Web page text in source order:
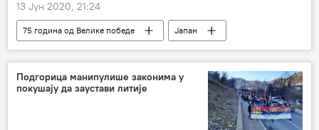
13 Јун 2020, 21:24
75 година од Велике победе
Јапан
Други светски рат
биолошко оружје
Час историје
Друштво
Подгорица манипулише законима у
покушају да заустави литије